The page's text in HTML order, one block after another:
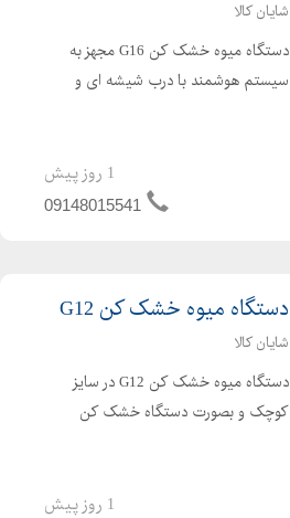
شایان کالا
دستگاه میوه خشک کن G16 مجهز به
سیستم هوشمند با درب شیشه ای و
قارچ ، گوشت ، کشک ، انگور برای تهیه
کشمش بکار می رود. دستگاه میوه خ...
1 روز پیش
09148015541
دستگاه میوه خشک کن G12
شایان کالا
دستگاه میوه خشک کن G12 در سایز
کوچک و بصورت دستگاه خشک کن
خشک کن سبزی ، خشک کن قارچ ،
1 روز پیش